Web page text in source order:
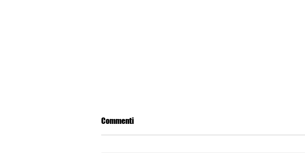
Commenti